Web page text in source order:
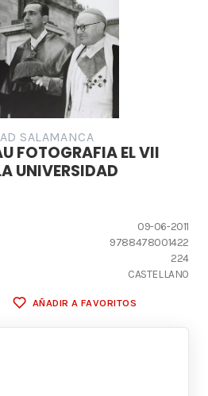
SALAMANCA
FOTOGRAFIA EL VII
UNIVERSIDAD
09-06-2011
9788478001422
224
CASTELLANO
AÑADIR A FAVORITOS